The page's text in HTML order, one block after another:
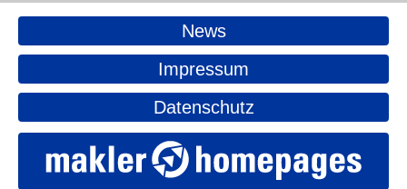
News
Impressum
Datenschutz